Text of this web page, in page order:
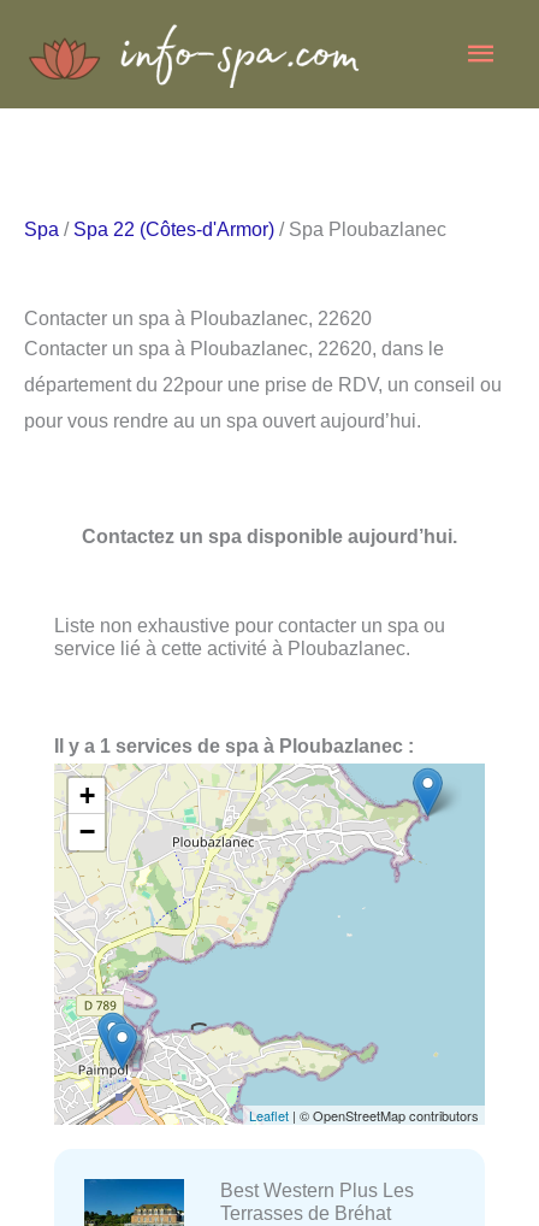
Spa / Spa 22 (Côtes-d'Armor) / Spa Ploubazlanec
Contacter un spa à Ploubazlanec, 22620
Contacter un spa à Ploubazlanec, 22620, dans le
département du 22pour une prise de RDV, un conseil ou
pour vous rendre au un spa ouvert aujourd’hui.
Contactez un spa disponible aujourd’hui.
Liste non exhaustive pour contacter un spa ou
service lié à cette activité à Ploubazlanec.
Il y a 1 services de spa à Ploubazlanec :
+
−
Leaflet | © OpenStreetMap contributors
Best Western Plus Les
Terrasses de Bréhat